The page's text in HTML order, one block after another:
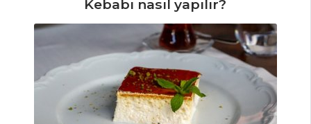
Tüm Tarifleri
ÇORBALAR
Kişnişli Yeşil
Kebabı nasıl yapılır?